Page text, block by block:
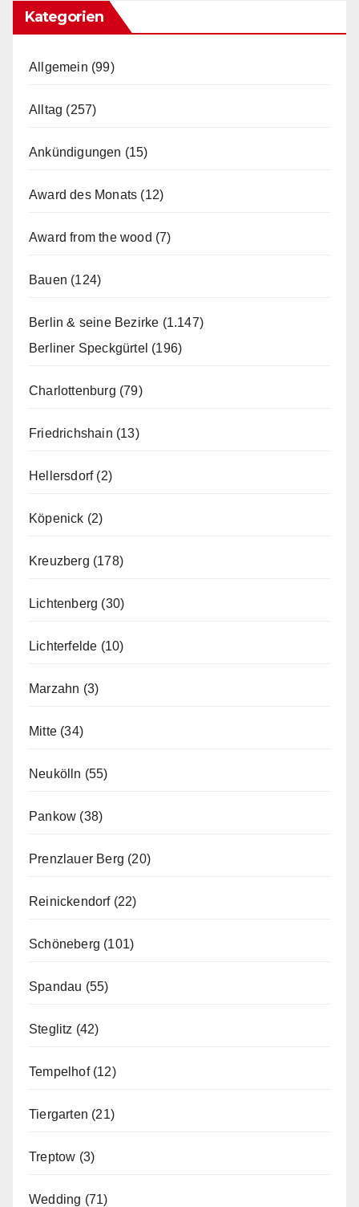
Kategorien
Allgemein (99)
Alltag (257)
Ankündigungen (15)
Award des Monats (12)
Award from the wood (7)
Bauen (124)
Berlin & seine Bezirke (1.147)
Berliner Speckgürtel (196)
Charlottenburg (79)
Friedrichshain (13)
Hellersdorf(2)
Köpenick (2)
Kreuzberg (178)
Lichtenberg (30)
Lichterfelde (10)
Marzahn (3)
Mitte (34)
Neukölln (55)
Pankow (38)
Prenzlauer Berg (20)
Reinickendorf(22)
Schöneberg (101)
Spandau (55)
Steglitz (42)
Tempelhof(12)
Tiergarten (21)
Treptow (3)
Wedding (71)